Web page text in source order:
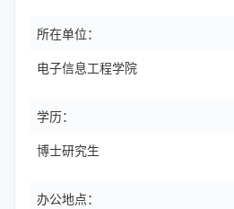
所在单位：
电子信息工程学院
学历：
博士研究生
办公地点：